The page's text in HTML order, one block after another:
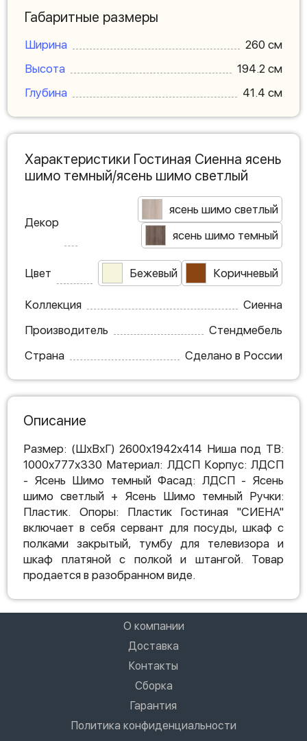
Габаритные размеры
Ширина
260 см
Высота
194.2 см
Глубина
41.4 см
Характеристики Гостиная Сиенна ясень
шимо темный/ясень шимо светлый
Декор
ясень шимо светлый
ясень шимо темный
Цвет Бежевый Коричневый
Коллекция
Сиенна
Производитель
Стендмебель
Страна
Сделано в России
Описание
Размер: (ШхВхГ) 2600х1942х414 Ниша под ТВ:
1000х777х330 Материал: ЛДСП Корпус: ЛДСП
- Ясень Шимо темный Фасад: ЛДСП - Ясень
шимо светлый + Ясень Шимо темный Ручки:
Пластик. Опоры: Пластик Гостиная "СИЕНА"
включает в себя сервант для посуды, шкаф с
полками закрытый, тумбу для телевизора и
шкаф платяной с полкой и штангой. Товар
продается в разобранном виде.
О компании
Доставка
Контакты
Сборка
Гарантия
Политика конфиденциальности